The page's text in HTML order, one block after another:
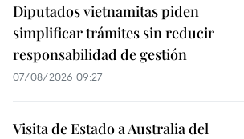
Diputados vietnamitas piden
simplificar trámites sin reducir
responsabilidad de gestión
07/08/2026 09:27
Visita de Estado a Australia del